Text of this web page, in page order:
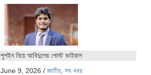
পুশইন নিয়ে আবিদুলের পোস্ট ভাইরাল
June 9, 2026 / জাতীয়, সব খবর